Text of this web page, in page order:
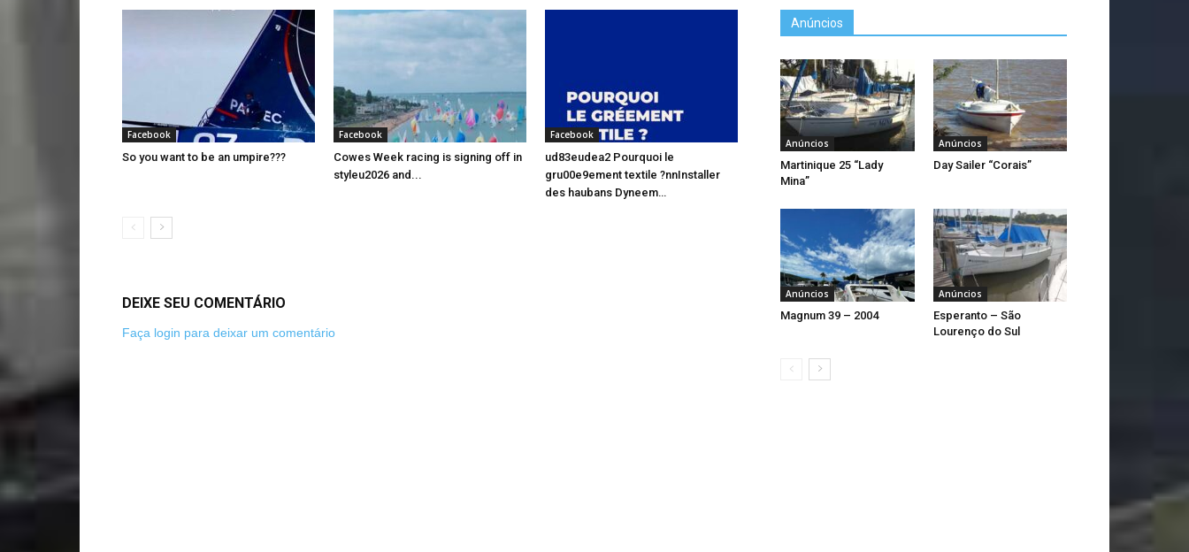
Facebook
So you want to be an umpire???
Facebook
Cowes Week racing is signing off in
styleu2026 and...
Facebook
ud83eudea2 Pourquoi le
gru00e9ement textile ?nnInstaller
des haubans Dyneem…
DEIXE SEU COMENTÁRIO
Faça login para deixar um comentário
Anúncios
Anúncios
Martinique 25 “Lady
Mina”
Anúncios
Day Sailer “Corais”
Anúncios
Magnum 39 – 2004
Anúncios
Esperanto – São
Lourenço do Sul